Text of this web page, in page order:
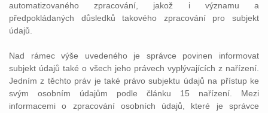
automatizovaného zpracování, jakož i významu a
předpokládaných důsledků takového zpracování pro subjekt
údajů.
Nad rámec výše uvedeného je správce povinen informovat
subjekt údajů také o všech jeho právech vyplývajících z nařízení.
Jedním z těchto práv je také právo subjektu údajů na přístup ke
svým osobním údajům podle článku 15 nařízení. Mezi
informacemi o zpracování osobních údajů, které je správce